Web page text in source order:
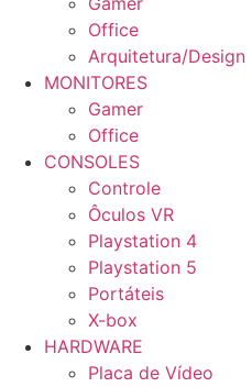
Office
Arquitetura/Design
MONITORES
Gamer
Office
CONSOLES
Controle
Ôculos VR
Playstation 4
Playstation 5
Portáteis
X-box
HARDWARE
Placa de Vídeo